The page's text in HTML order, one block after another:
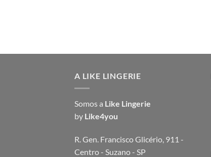
A LIKE LINGERIE
Somos a Like Lingerie
by Like4you
R. Gen. Francisco Glicério, 911 -
Centro - Suzano - SP